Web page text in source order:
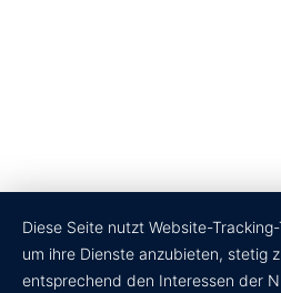
Diese Seite nutzt Website-
um ihre Dienste anzubieten, stetig
entsprechend den Interessen der